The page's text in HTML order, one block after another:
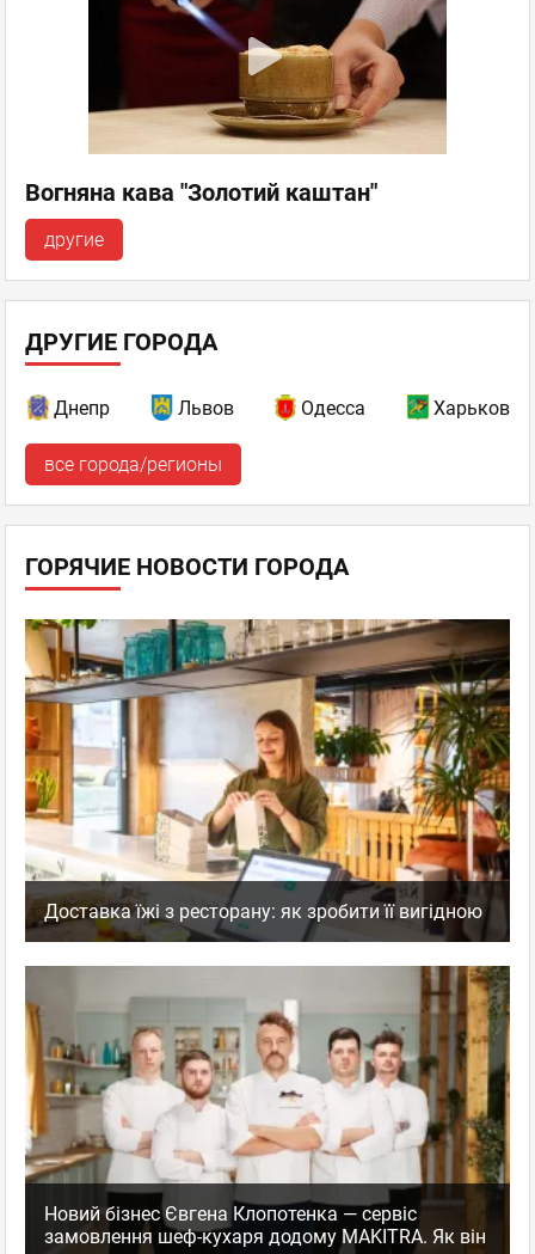
Вогняна кава "Золотий каштан"
другие
ДРУГИЕ ГОРОДА
Днепр Львов Одесса Харьков
все города/регионы
ГОРЯЧИЕ НОВОСТИ ГОРОДА
Доставка їжі з ресторану: як зробити її вигідною
Новий бізнес Євгена Клопотенка — сервіс
замовлення шеф-кухаря додому MAKITRA. Як він